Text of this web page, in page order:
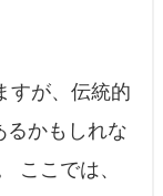
すが、伝統的
るかもしれな
ここでは、